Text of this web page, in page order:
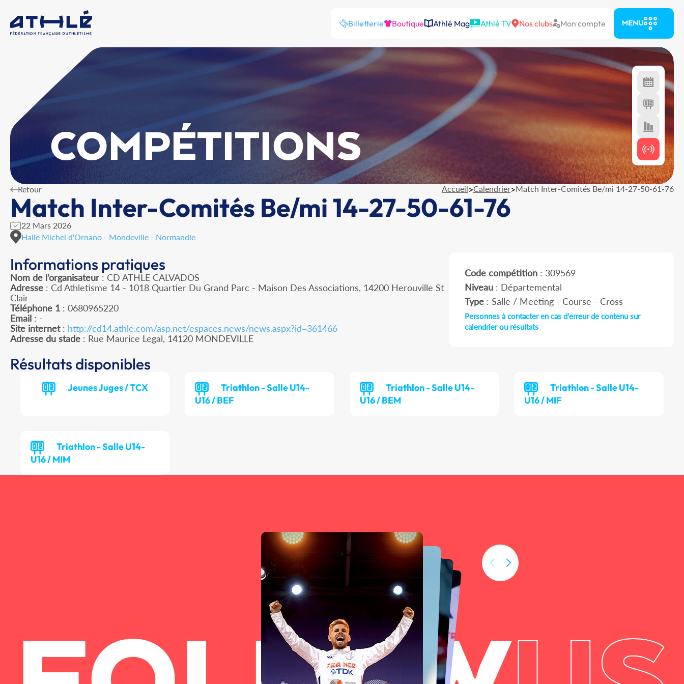
Billetterie Boutique Athlé Mag Athlé TV Nos clubs Mon compte MENU
COMPÉTITIONS
Retour Accueil>Calendrier>Match Inter-Comités Be/mi 14-27-50-61-76
Match Inter-Comités Be/mi 14-27-50-61-76
22 Mars 2026
Halle Michel d'Ornano - Mondeville - Normandie
Informations pratiques
Nom de l’organisateur : CD ATHLE CALVADOS
Adresse : Cd Athletisme 14 - 1018 Quartier Du Grand Parc - Maison Des Associations, 14200 Herouville St
Clair
Téléphone 1 : 0680965220
Email : -
Site internet: http://cd14.athle.com/asp.net/espaces.news/news.aspx?id=361466
Adresse du stade : Rue Maurice Legal, 14120 MONDEVILLE
Code compétition: 309569
Niveau: Départemental
Type: Salle / Meeting - Course - Cross
Personnes à contacter en cas d'erreur de contenu sur
calendrier ou résultats
Résultats disponibles
Jeunes Juges / TCX
Triathlon - Salle U14-
U16 / BEF
Triathlon - Salle U14-
U16 / BEM
Triathlon - Salle U14-
U16 / MIF
Triathlon - Salle U14-
U16 / MIM